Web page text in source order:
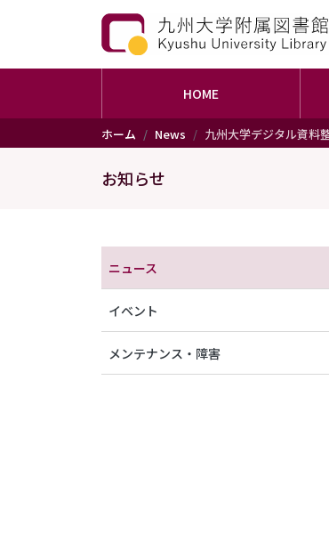
メインコンテンツに移動
HOME
ホーム News 九州大学デジタル資料
お知らせ
ニュース
イベント
メンテナンス・障害